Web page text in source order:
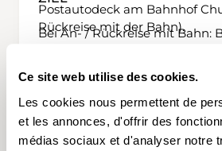
Ce site web utilise des cookies.
Les cookies nous permettent de
et les annonces, d'offrir des
médias sociaux et d'analyser notre
Postautodeck am Bahnhof
Rückreise mit der Bahn).
Bei An- / Rückreise mit Bahn:
VARIANTE